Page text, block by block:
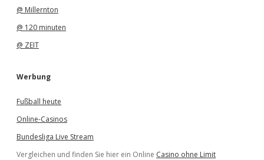
@ Millernton
@ 120 minuten
@ ZEIT
Werbung
Fußball heute
Online-Casinos
Bundesliga Live Stream
Vergleichen und finden Sie hier ein Online Casino ohne Limit